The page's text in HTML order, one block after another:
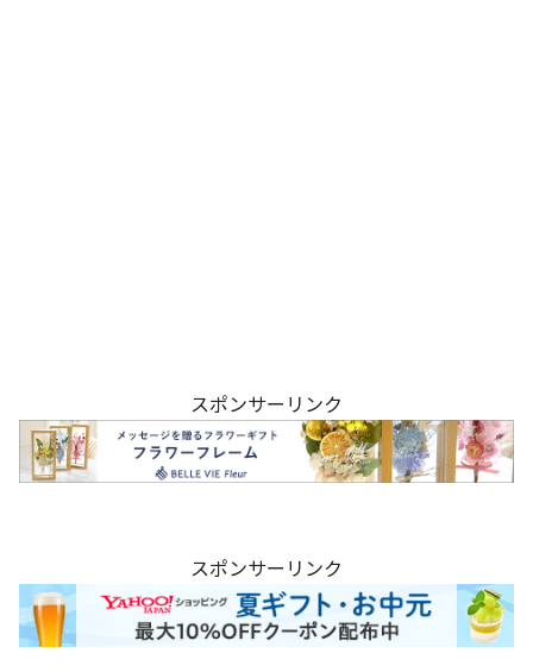
スポンサーリンク
スポンサーリンク